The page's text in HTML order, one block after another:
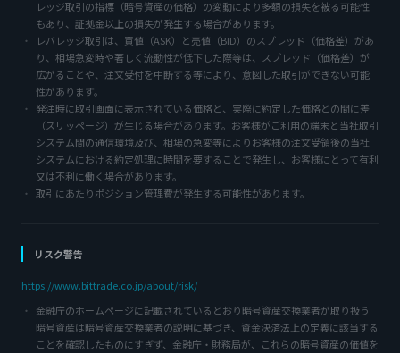
レッジ取引の指標（暗号資産の価格）の変動により多額の損失を被る可能性
もあり、証拠金以上の損失が発生する場合があります。
レバレッジ取引は、買値（ASK）と売値（BID）のスプレッド（価格差）があ
り、相場急変時や著しく流動性が低下した際等は、スプレッド（価格差）が
広がることや、注文受付を中断する等により、意図した取引ができない可能
性があります。
発注時に取引画面に表示されている価格と、実際に約定した価格との間に差
（スリッページ）が生じる場合があります。お客様がご利用の端末と当社取引
システム間の通信環境及び、相場の急変等によりお客様の注文受領後の当社
システムにおける約定処理に時間を要することで発生し、お客様にとって有利
又は不利に働く場合があります。
取引にあたりポジション管理費が発生する可能性があります。
リスク警告
https://www.bittrade.co.jp/about/risk/
金融庁のホームページに記載されているとおり暗号資産交換業者が取り扱う
暗号資産は暗号資産交換業者の説明に基づき、資金決済法上の定義に該当する
ことを確認したものにすぎず、金融庁・財務局が、これらの暗号資産の価値を